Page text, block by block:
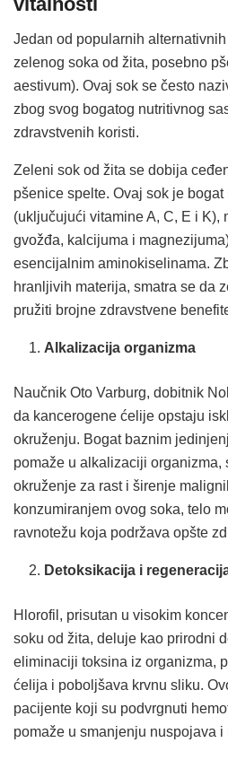
Jedan od popularnih
zelenog soka od žita, posebno
aestivum). Ovaj sok se često
zbog svog bogatog nutritivnog
zdravstvenih koristi.
Zeleni sok od žita se dobija
pšenice spelte. Ovaj sok je
(uključujući vitamine A, C, E i K),
gvožđa, kalcijuma i
esencijalnim aminokiselinama.
hranljivih materija, smatra se da
pružiti brojne zdravstvene
Alkalizacija organizma
Naučnik Oto Varburg, dobitnik
da kancerogene ćelije opstaju
okruženju. Bogat baznim
pomaže u alkalizaciji organizma,
okruženje za rast i širenje
konzumiranjem ovog soka, telo
ravnotežu koja podržava opšte
Detoksikacija i
Hlorofil, prisutan u visokim
soku od žita, deluje kao prirodni
eliminaciji toksina iz organizma,
ćelija i poboljšava krvnu sliku.
pacijente koji su podvrgnuti
pomaže u smanjenju nuspojava i